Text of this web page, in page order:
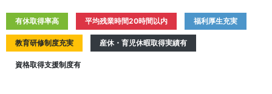
有休取得率高 平均残業時間20時間以内 福利厚生充実
教育研修制度充実 産休・育児休暇取得実績有
資格取得支援制度有